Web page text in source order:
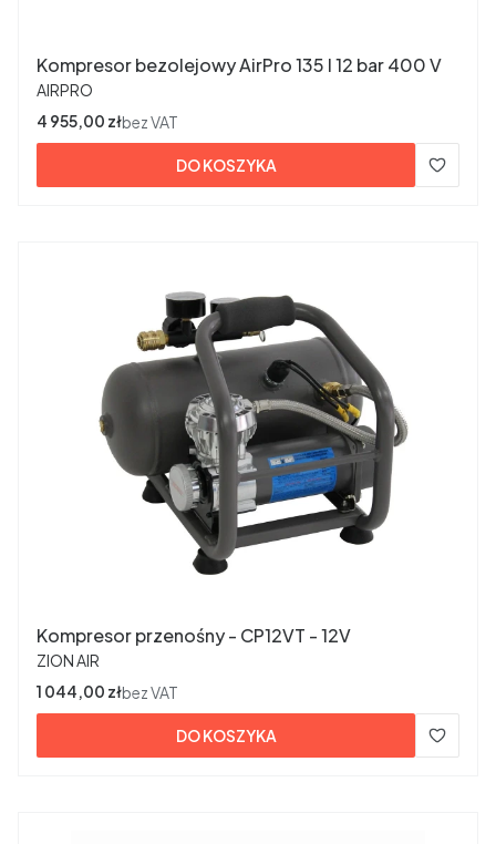
Kompresor bezolejowy AirPro 135 l 12 bar 400 V
PRODUCENT
AIRPRO
Cena
4 955,00 złbez VAT
DO KOSZYKA
Kompresor przenośny - CP12VT - 12V
PRODUCENT
ZION AIR
Cena
1 044,00 złbez VAT
DO KOSZYKA